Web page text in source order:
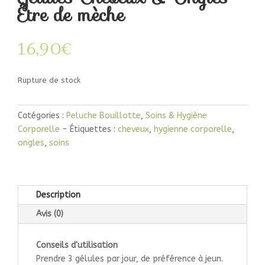
Être de mèche
16,90€
Rupture de stock
Catégories : Peluche Bouillotte, Soins & Hygiène
Corporelle
Étiquettes : cheveux, hygienne corporelle,
ongles, soins
Description
Avis (0)
Conseils d'utilisation
Prendre 3 gélules par jour, de préférence à jeun.